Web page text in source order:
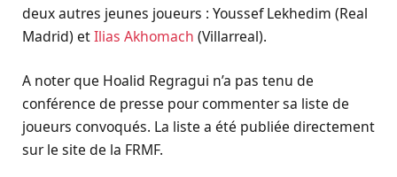
deux autres jeunes joueurs : Youssef Lekhedim (Real
Madrid) etIlias Akhomach (Villarreal).
A noter que Hoalid Regragui n’a pas tenu de
conférence de presse pour commenter sa liste de
joueurs convoqués. La liste a été publiée directement
sur le site de la FRMF.